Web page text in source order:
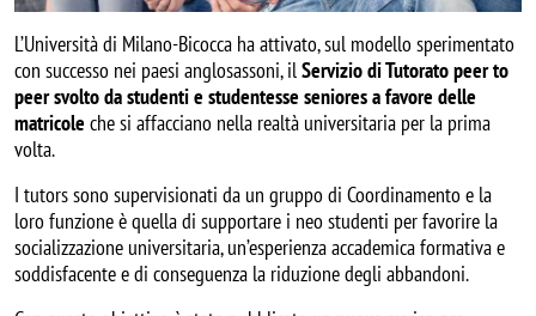
L’Università di Milano-Bicocca ha attivato, sul modello sperimentato
con successo nei paesi anglosassoni, ilServizio di Tutorato peer to
peer svolto da studenti e studentesse seniores a favore delle
matricole che si affacciano nella realtà universitaria per la prima
volta.
I tutors sono supervisionati da un gruppo di Coordinamento e la
loro funzione è quella di supportare i neo studenti per favorire la
socializzazione universitaria, un’esperienza accademica formativa e
soddisfacente e di conseguenza la riduzione degli abbandoni.